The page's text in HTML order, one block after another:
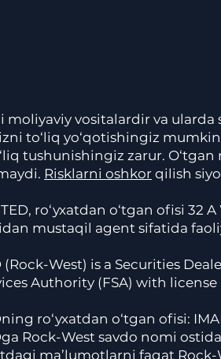
moliyaviy vositalardir va
to‘liq yo‘qotishingiz
tushunishingiz zarur.
Risklarni oshkor qilish
ro‘yxatdan o‘tgan ofisi 32
mustaqil agent sifatida
(Rock-West) is a Securities
Authority (FSA) with
ro‘yxatdan o‘tgan ofisi:
Rock-West savdo nomi
ma’lumotlarni faqat